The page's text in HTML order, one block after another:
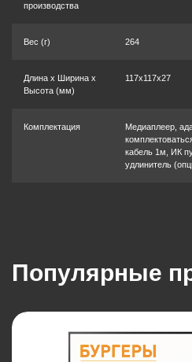
производства
Вес (г) 264
Длина x Ширина x
Высота (мм)
117x117x27
Комплектация
Медиаплеер,
кабель 1м, ИК
удлинитель
Популярные